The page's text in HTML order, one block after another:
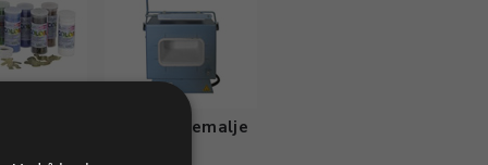
Ovner til emalje